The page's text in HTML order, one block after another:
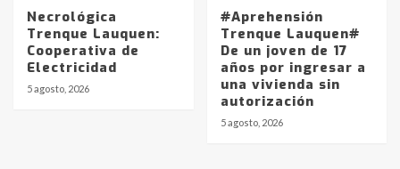
Necrológica
Trenque Lauquen:
Cooperativa de
Electricidad
5 agosto, 2026
#Aprehensión
Trenque Lauquen#
De un joven de 17
años por ingresar a
una vivienda sin
autorización
5 agosto, 2026
La Bolsa de Cereales de Bahía
Blanca anticipa que Agosto vendrá
con lluvias y heladas, en gran parte